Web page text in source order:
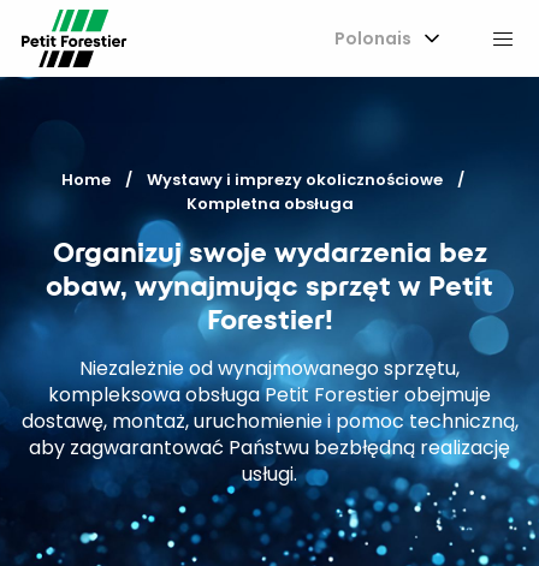
Polonais
Home
Wystawy i imprezy okolicznościowe
Current:
Kompletna obsługa
Organizuj swoje wydarzenia bez
obaw, wynajmując sprzęt w Petit
Forestier!
Niezależnie od wynajmowanego sprzętu,
kompleksowa obsługa Petit Forestier obejmuje
dostawę, montaż, uruchomienie i pomoc techniczną,
aby zagwarantować Państwu bezbłędną realizację
usługi.